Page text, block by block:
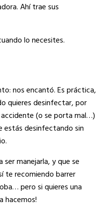
Ahí trae sus
lo necesites.
nos encantó. Es práctica,
quieres desinfectar, por
(o se porta mal…)
estás desinfectando sin
manejarla, y que se
te recomiendo barrer
pero si quieres una
hacemos!